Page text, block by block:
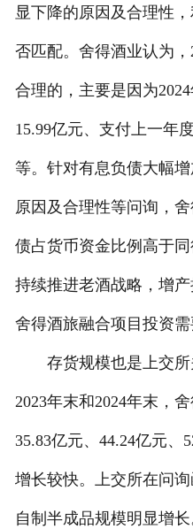
显下降的原因及合理性
否匹配。舍得酒业认为
合理的，主要是因为
15.99亿元、支付上一年
等。针对有息负债大幅
原因及合理性等问询，
债占货币资金比例高于
持续推进老酒战略，增
舍得酒旅融合项目投资需
存货规模也是上交所
2023年末和2024年末，
35.83亿元、44.24亿元、
增长较快。上交所在问
自制半成品规模明显增